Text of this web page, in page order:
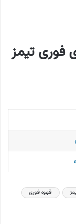
فوری تیمز
قهوه فوری